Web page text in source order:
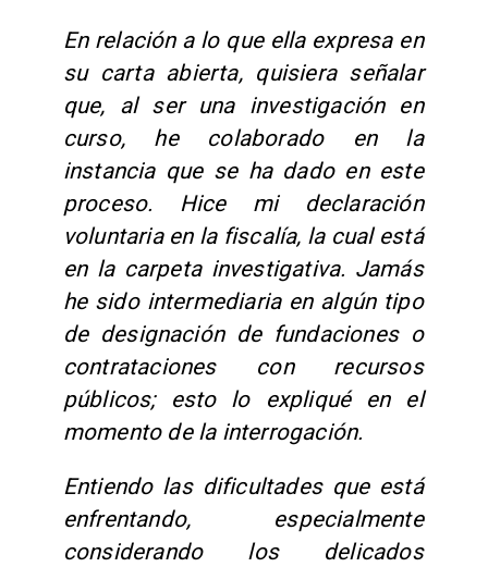
En relación a lo que ella expresa en
su carta abierta, quisiera señalar
que, al ser una investigación en
curso, he colaborado en la
instancia que se ha dado en este
proceso. Hice mi declaración
voluntaria en la fiscalía, la cual está
en la carpeta investigativa. Jamás
he sido intermediaria en algún tipo
de designación de fundaciones o
contrataciones con recursos
públicos; esto lo expliqué en el
momento de la interrogación.
Entiendo las dificultades que está
enfrentando, especialmente
considerando los delicados